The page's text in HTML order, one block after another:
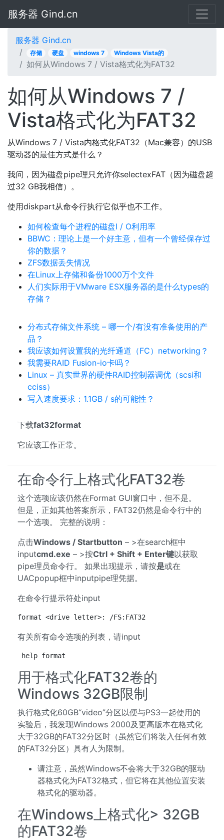
服务器 Gind.cn
服务器 Gind.cn
存储 硬盘 windows 7 Windows Vista的
如何从Windows 7 / Vista格式化为FAT32
如何从Windows 7 /
Vista格式化为FAT32
从Windows 7 / Vista内格式化FAT32（Mac兼容）的USB
驱动器的最佳方式是什么？
我问，因为磁盘pipe理只允许你selectexFAT（因为磁盘超
过32 GB我相信）。
使用diskpart从命令行执行它似乎也不工作。
如何检查每个进程的磁盘I / O利用率
BBWC：理论上是一个好主意，但有一个曾经保存过
你的数据？
ZFS数据丢失情况
在Linux上存储和备份1000万个文件
人们实际用于VMware ESX服务器的是什么types的
存储？
分布式存储文件系统 – 哪一个/有没有准备使用的产
品？
我应该如何设置我的光纤通道（FC）networking？
我需要RAID Fusion-io卡吗？
Linux – 真实世界的硬件RAID控制器调优（scsi和
cciss）
写入速度要求：1.1GB / s的可能性？
下载fat32format
它应该工作正常。
在命令行上格式化FAT32卷
这个选项应该仍然在Format GUI窗口中，但不是。
但是，正如其他答案所示，FAT32仍然是命令行中的
一个选项。 完整的说明：
点击Windows / Startbutton – >在search框中
inputcmd.exe – >按Ctrl + Shift + Enter键以获取
pipe理员命令行。 如果出现提示，请按是或在
UACpopup框中inputpipe理凭据。
在命令行提示符处input
format <drive letter>: /FS:FAT32
有关所有命令选项的列表，请input
help format
用于格式化FAT32卷的
Windows 32GB限制
执行格式化60GB“video”分区以便与PS3一起使用的
实验后，我发现Windows 2000及更高版本在格式化
大于32GB的FAT32分区时（虽然它们将装入任何有效
的FAT32分区）具有人为限制。
请注意，虽然Windows不会将大于32GB的驱动
器格式化为FAT32格式，但它将在其他位置安装
格式化的驱动器。
在Windows上格式化> 32GB
的FAT32卷